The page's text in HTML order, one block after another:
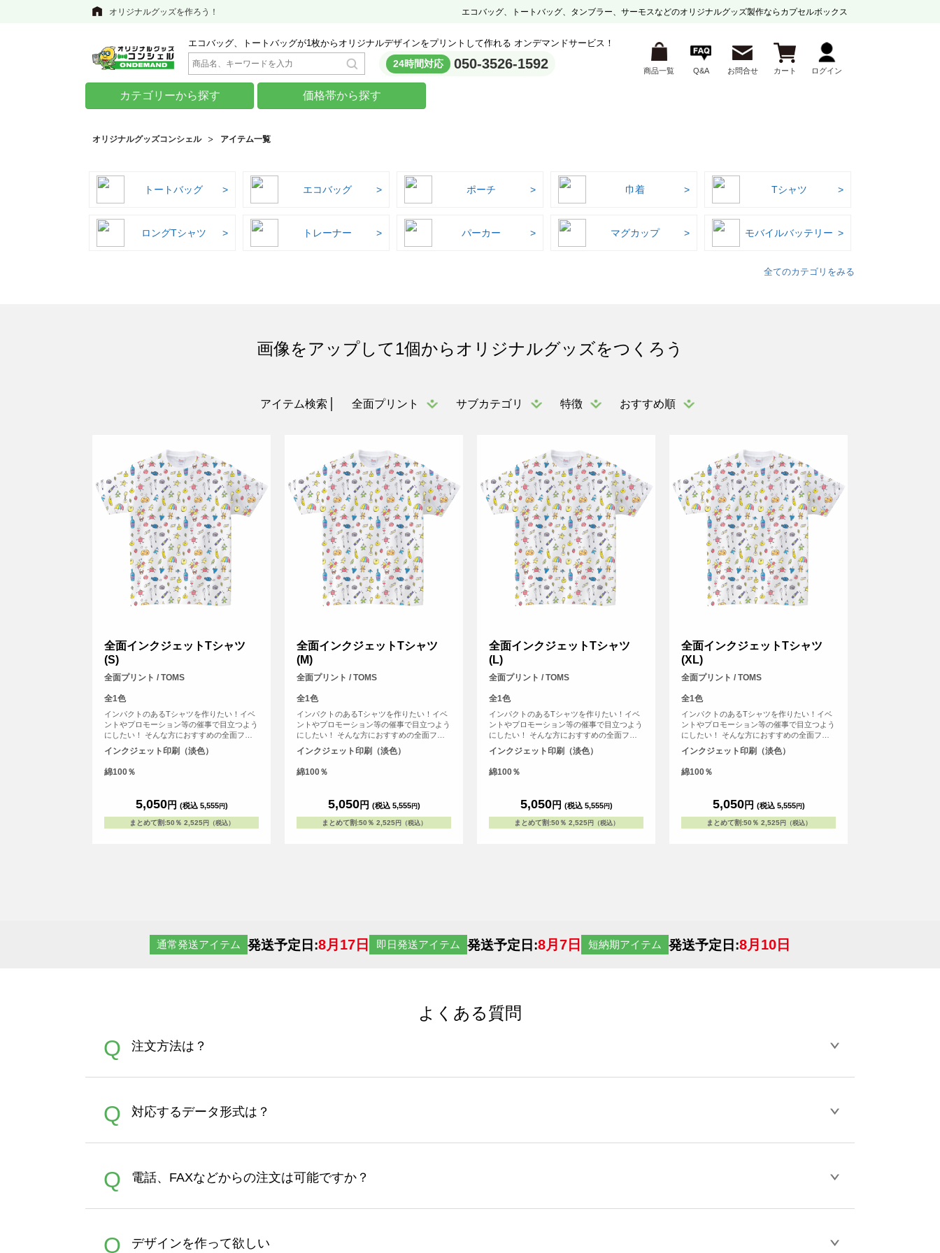
オリジナルグッズを作ろう！ エコバッグ、トートバッグ、タンブラー、サーモスなどのオリジナルグッズ製作ならカプセルボックス
エコバッグ、トートバッグが1枚からオリジナルデザインをプリントして作れる オンデマンドサービス！
24時間対応 050-3526-1592 商品一覧 Q&A お問合せ カート ログイン
カテゴリーから探す 価格帯から探す
オリジナルグッズコンシェル アイテム一覧
トートバッグ エコバッグ ポーチ 巾着 Tシャツ
ロングTシャツ トレーナー パーカー マグカップ モバイルバッテリー
全てのカテゴリをみる
画像をアップして1個からオリジナルグッズをつくろう
アイテム検索 全面プリント サブカテゴリ 特徴 おすすめ順
全面インクジェットTシャツ
(S)
全面プリント / TOMS
全1色
インパクトのあるTシャツを作りたい！イベ
ントやプロモーション等の催事で目立つよう
にしたい！ そんな方におすすめの全面フル
カラープリントできるTシャツです。首元か
ら袖口、裾の部分にいたるまで全ての場所に
プリントを入れることができます。Tシャツ
は、定番タイプの生地が伸びにくく耐久性の
とがないようにこだわりTシャツを使用して
います。
インクジェット印刷（淡色）
綿100％
5,050円 (税込 5,555円)
まとめて割:50％ 2,525円（税込）
全面インクジェットTシャツ
(M)
全面プリント / TOMS
全1色
インパクトのあるTシャツを作りたい！イベ
ントやプロモーション等の催事で目立つよう
にしたい！ そんな方におすすめの全面フル
カラープリントできるTシャツです。首元か
ら袖口、裾の部分にいたるまで全ての場所に
プリントを入れることができます。Tシャツ
は、定番タイプの生地が伸びにくく耐久性の
とがないようにこだわりTシャツを使用して
います。
インクジェット印刷（淡色）
綿100％
5,050円 (税込 5,555円)
まとめて割:50％ 2,525円（税込）
全面インクジェットTシャツ
(L)
全面プリント / TOMS
全1色
インパクトのあるTシャツを作りたい！イベ
ントやプロモーション等の催事で目立つよう
にしたい！ そんな方におすすめの全面フル
カラープリントできるTシャツです。首元か
ら袖口、裾の部分にいたるまで全ての場所に
プリントを入れることができます。Tシャツ
は、定番タイプの生地が伸びにくく耐久性の
とがないようにこだわりTシャツを使用して
います。
インクジェット印刷（淡色）
綿100％
5,050円 (税込 5,555円)
まとめて割:50％ 2,525円（税込）
全面インクジェットTシャツ
(XL)
全面プリント / TOMS
全1色
インパクトのあるTシャツを作りたい！イベ
ントやプロモーション等の催事で目立つよう
にしたい！ そんな方におすすめの全面フル
カラープリントできるTシャツです。首元か
ら袖口、裾の部分にいたるまで全ての場所に
プリントを入れることができます。Tシャツ
は、定番タイプの生地が伸びにくく耐久性の
とがないようにこだわりTシャツを使用して
います。
インクジェット印刷（淡色）
綿100％
5,050円 (税込 5,555円)
まとめて割:50％ 2,525円（税込）
通常発送アイテム 発送予定日:8月17日 即日発送アイテム 発送予定日:8月7日 短納期アイテム 発送予定日:8月10日
よくある質問
Q 注文方法は？
A
す。 30枚以上やシルク印刷など、大口注文の場合は、サポートが担当する
さい。製作する数量が多ければ多いほど、オンデマンドサービスよりも低価格で製作することが可能です。
Q 対応するデータ形式は？
A
ズは、20MBです。デジカメやスマホで撮影した写真などもアップロード可能です。使用できない画像はエラーになります。（※
Illustratorからの直接入稿には対応していません。AIで保存し、デザインツールからアップロードして下さい）
Q 電話、FAXなどからの注文は可能ですか？
A
バッグコンシェルやタンブラーコンシェル
Q デザインを作って欲しい